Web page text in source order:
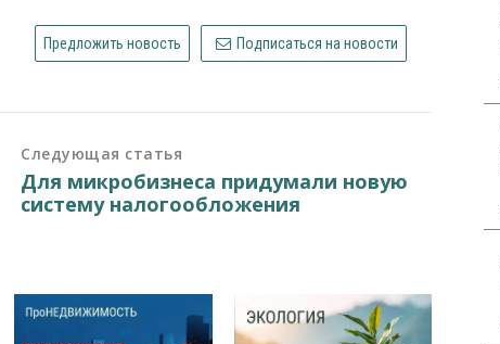
Предложить новость Подписаться на новости
Следующая статья
Для микробизнеса придумали новую
систему налогообложения